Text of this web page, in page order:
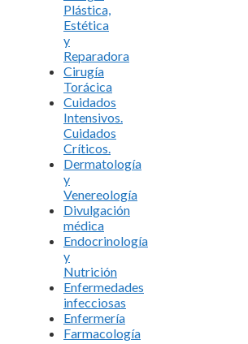
Plástica,
Estética
y
Reparadora
Cirugía
Torácica
Cuidados
Intensivos.
Cuidados
Críticos.
Dermatología
y
Venereología
Divulgación
médica
Endocrinología
y
Nutrición
Enfermedades
infecciosas
Enfermería
Farmacología